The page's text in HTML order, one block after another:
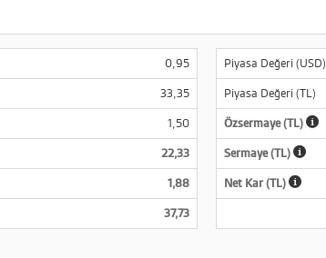
0,95
33,35
1,50
22,33
1,88
37,73
Piyasa Değeri (USD)
Piyasa Değeri (TL)
Özsermaye (TL)
Sermaye (TL)
Net Kar (TL)